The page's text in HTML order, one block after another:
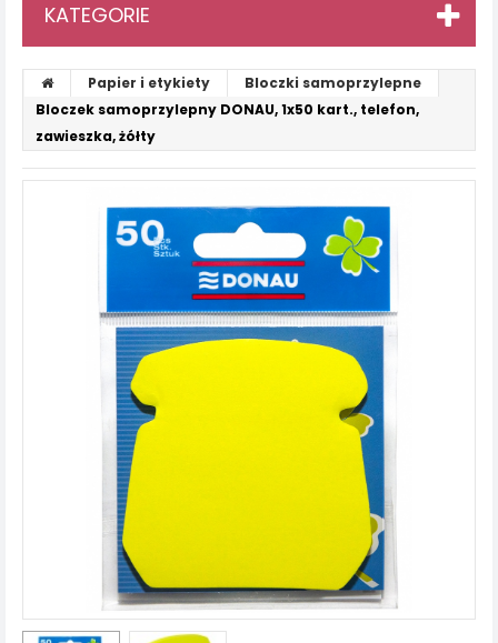
KATEGORIE
Papier i etykiety
Bloczki samoprzylepne
Bloczek samoprzylepny DONAU, 1x50 kart., telefon,
zawieszka, żółty